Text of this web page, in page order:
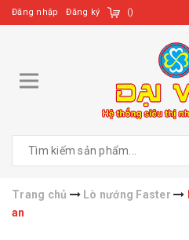
Đăng nhập Đăng ký ()
Trang chủ Lò nướng Faster
an